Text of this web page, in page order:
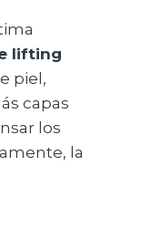
lifting
piel ,
capas
los
la